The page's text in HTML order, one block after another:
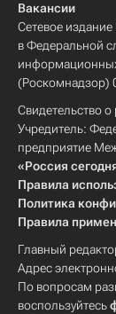
Вакансии
Сетевое
в Федеральной
(Роскомнадзор)
Свидетельство
Учредитель:
предприятие
«Россия
Правила
Политика
Правила
Главный
Адрес
По вопросам
воспользуйтесь